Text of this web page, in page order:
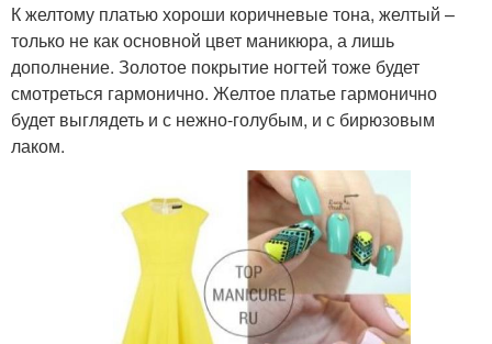
К желтому платью хороши коричневые тона, желтый –
только не как основной цвет маникюра, а лишь
дополнение. Золотое покрытие ногтей тоже будет
смотреться гармонично. Желтое платье гармонично
будет выглядеть и с нежно-голубым, и с бирюзовым
лаком.